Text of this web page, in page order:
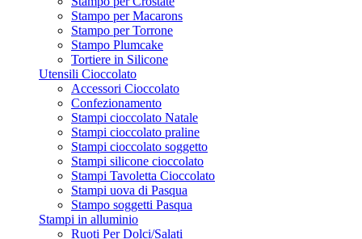
Stampo per Macarons
Stampo per Torrone
Stampo Plumcake
Tortiere in Silicone
Utensili Cioccolato
Accessori Cioccolato
Confezionamento
Stampi cioccolato Natale
Stampi cioccolato praline
Stampi cioccolato soggetto
Stampi silicone cioccolato
Stampi Tavoletta Cioccolato
Stampi uova di Pasqua
Stampo soggetti Pasqua
Stampi in alluminio
Ruoti Per Dolci/Salati